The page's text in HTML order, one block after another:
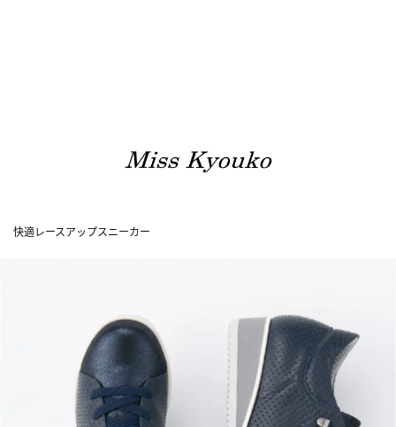
快適レースアップスニーカー